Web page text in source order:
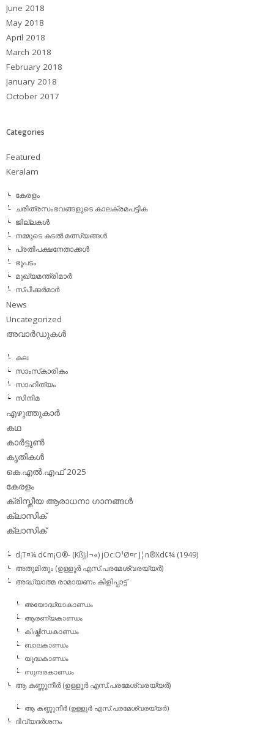
June 2018
May 2018
April 2018
March 2018
February 2018
January 2018
October 2017
Categories
Featured
Keralam
കേരളം
ചരിത്രസംഭവങ്ങളുടെ കാലക്രമപട്ടിക
ജില്ലകള്‍
നമ്മുടെ കടല്‍ മത്സ്യങ്ങള്‍
പ്രതിപക്ഷനേതാക്കള്‍
ഭൂപടം
മുഖ്യമന്ത്രിമാര്‍
സ്പീക്കര്‍മാര്‍
News
Uncategorized
അവാര്‍ഡുകള്‍
കല
സാംസ്‌കാരികം
സാഹിത്യം
സിനിമ
എഴുത്തുകാര്‍
കഥ
കാര്‍ട്ടൂണ്‍
കൃതികള്‍
കെ.എല്‍.എഫ് 2025
കേരളം
ക്രിസ്തീയ ആരാധനാ ഗാനങ്ങള്‍
ക്ലാസിക്‌
ക്ലാസിക്
d¡T¤¼ d¢m¡O®- (KßJ¡l¬«) jOc:O¹Ø¤r J¦n®Xd¢¾ (1949)
അതുമിതും (ഉള്ളൂര്‍ എസ്.പരമേശ്വരയ്യര്‍)
അദ്ധ്യാത്മ രാമായണം കിളിപ്പാട്ട്‌
അയോദ്ധ്യാകാണ്ഡം
ആരണ്യകാണ്ഡം
കിഷ്കിന്ധകാണ്ഡം
ബാലകാണ്ഡം
യൂദ്ധകാണ്ഡം
സുന്ദരകാണ്ഡം
ആ കണ്ണുനീര്‍ (ഉള്ളൂര്‍ എസ്.പരമേശ്വരയ്യര്‍)
ആ കണ്ണുനീര്‍ (ഉള്ളൂര്‍ എസ്.പരമേശ്വരയ്യര്‍)
ദിവ്യദര്‍ശനം